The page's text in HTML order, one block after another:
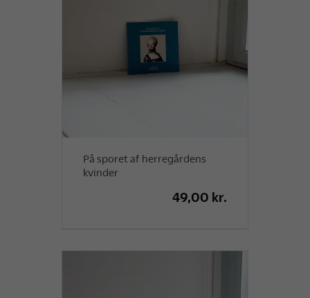
På sporet af herregårdens
kvinder
49,00 kr.